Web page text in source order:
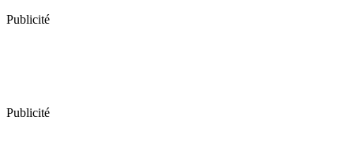
Publicité
Publicité